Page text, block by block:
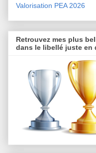
Valorisation PEA 2026
Retrouvez mes plus
dans le libellé juste en